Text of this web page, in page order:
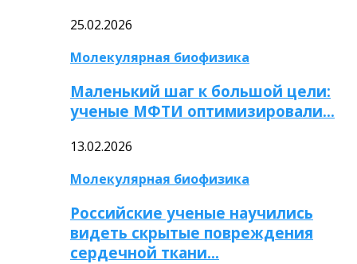
25.02.2026
Молекулярная биофизика
Маленький шаг к большой цели:
ученые МФТИ оптимизировали…
13.02.2026
Молекулярная биофизика
Российские ученые научились
видеть скрытые повреждения
сердечной ткани…